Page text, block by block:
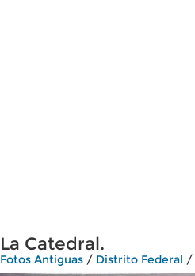
La Catedral.
Fotos Antiguas / Distrito Federal /